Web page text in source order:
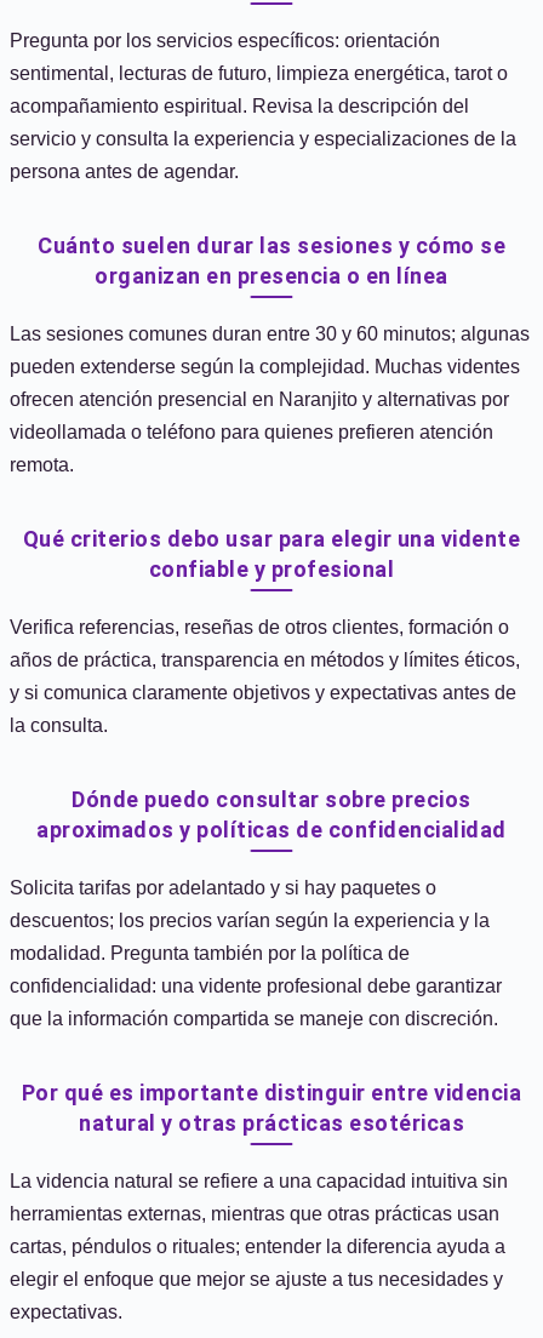
Pregunta por los servicios específicos: orientación
sentimental, lecturas de futuro, limpieza energética, tarot o
acompañamiento espiritual. Revisa la descripción del
servicio y consulta la experiencia y especializaciones de la
persona antes de agendar.
Cuánto suelen durar las sesiones y cómo se
organizan en presencia o en línea
Las sesiones comunes duran entre 30 y 60 minutos; algunas
pueden extenderse según la complejidad. Muchas videntes
ofrecen atención presencial en Naranjito y alternativas por
videollamada o teléfono para quienes prefieren atención
remota.
Qué criterios debo usar para elegir una vidente
confiable y profesional
Verifica referencias, reseñas de otros clientes, formación o
años de práctica, transparencia en métodos y límites éticos,
y si comunica claramente objetivos y expectativas antes de
la consulta.
Dónde puedo consultar sobre precios
aproximados y políticas de confidencialidad
Solicita tarifas por adelantado y si hay paquetes o
descuentos; los precios varían según la experiencia y la
modalidad. Pregunta también por la política de
confidencialidad: una vidente profesional debe garantizar
que la información compartida se maneje con discreción.
Por qué es importante distinguir entre videncia
natural y otras prácticas esotéricas
La videncia natural se refiere a una capacidad intuitiva sin
herramientas externas, mientras que otras prácticas usan
cartas, péndulos o rituales; entender la diferencia ayuda a
elegir el enfoque que mejor se ajuste a tus necesidades y
expectativas.